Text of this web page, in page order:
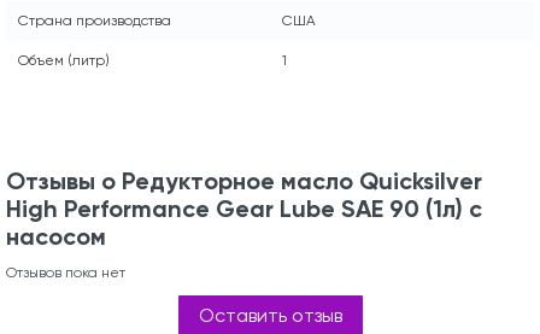
Страна производства США
Объем (литр) 1
Отзывы о Редукторное масло Quicksilver
High Performance Gear Lube SAE 90 (1л) с
насосом
Отзывов пока нет
Оставить отзыв